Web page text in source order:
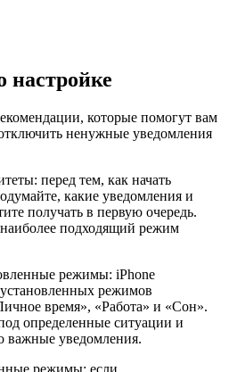
настройке
которые помогут вам
ненужные уведомления
перед тем, как начать
какие уведомления и
получать в первую очередь.
подходящий режим
режимы: iPhone
режимов
время», «Работа» и «Сон».
определенные ситуации и
важные уведомления.